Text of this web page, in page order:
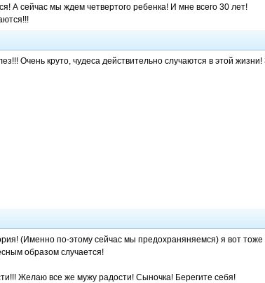
А сейчас мы ждем четвертого ребенка! И мне всего 30 лет!
Очень круто, чудеса действительно случаются в этой
(Именно по-этому сейчас мы предохраняняемся) я вот тоже
образом случается!
Желаю все же мужу радости! Сыночка! Берегите себя!